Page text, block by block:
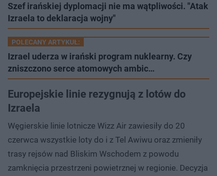
Szef irańskiej dyplomacji nie ma wątpliwości. "Atak
Izraela to deklaracja wojny"
POLECANY ARTYKUŁ:
Izrael uderza w irański program nuklearny. Czy
zniszczono serce atomowych ambic…
Europejskie linie rezygnują z lotów do
Izraela
Węgierskie linie lotnicze Wizz Air zawiesiły do 20
czerwca wszystkie loty do i z Tel Awiwu oraz zmieniły
trasy rejsów nad Bliskim Wschodem z powodu
zamknięcia przestrzeni powietrznej w regionie. Decyzja